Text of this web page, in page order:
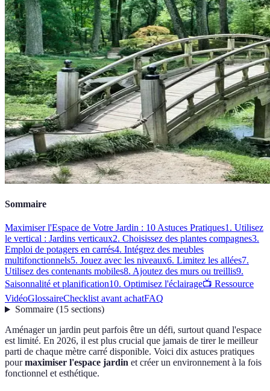
Sommaire
Maximiser l'Espace de Votre Jardin : 10 Astuces Pratiques1. Utilisez
le vertical : Jardins verticaux2. Choisissez des plantes compagnes3.
Emploi de potagers en carrés4. Intégrez des meubles
multifonctionnels5. Jouez avec les niveaux6. Limitez les allées7.
Utilisez des contenants mobiles8. Ajoutez des murs ou treillis9.
Saisonnalité et planification10. Optimisez l'éclairage📺 Ressource
VidéoGlossaireChecklist avant achatFAQ
Sommaire(15 sections)
Aménager un jardin peut parfois être un défi, surtout quand l'espace
est limité. En 2026, il est plus crucial que jamais de tirer le meilleur
parti de chaque mètre carré disponible. Voici dix astuces pratiques
pourmaximiser l'espace jardin et créer un environnement à la fois
fonctionnel et esthétique.